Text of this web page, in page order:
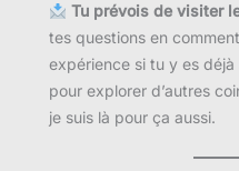
Tu prévois de visiter
tes questions en
expérience si tu y es
pour explorer d’autres
je suis là pour ça aussi.